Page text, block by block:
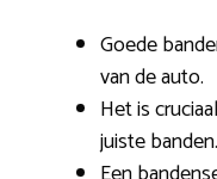
Goede
van de auto.
Het is
juiste banden.